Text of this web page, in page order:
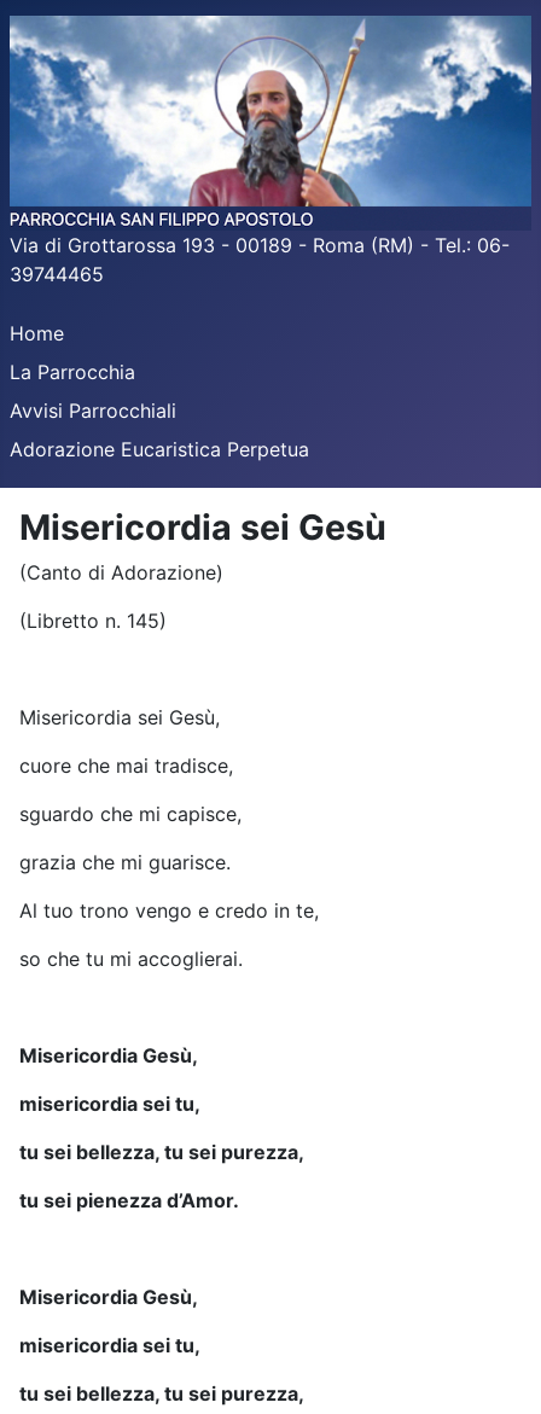
Via di Grottarossa 193 - 00189 - Roma (RM) - Tel.: 06-
39744465
Home
La Parrocchia
Avvisi Parrocchiali
Adorazione Eucaristica Perpetua
Misericordia sei Gesù
(Canto di Adorazione)
(Libretto n. 145)
Misericordia sei Gesù,
cuore che mai tradisce,
sguardo che mi capisce,
grazia che mi guarisce.
Al tuo trono vengo e credo in te,
so che tu mi accoglierai.
Misericordia Gesù,
misericordia sei tu,
tu sei bellezza, tu sei purezza,
tu sei pienezza d’Amor.
Misericordia Gesù,
misericordia sei tu,
tu sei bellezza, tu sei purezza,